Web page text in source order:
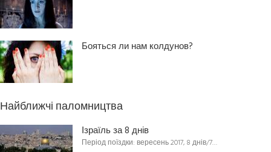
Бояться ли нам колдунов?
Найближчі паломництва
Ізраїль за 8 днів
Період поїздки: вересень 2017, 8 днів/7…